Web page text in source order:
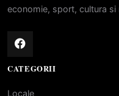
economie, sport, cultura si
CATEGORII
Locale